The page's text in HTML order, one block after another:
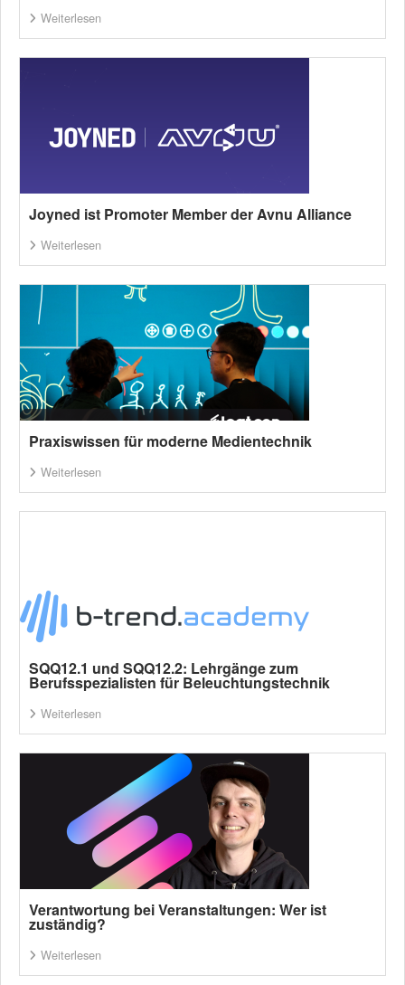
Weiterlesen
Joyned ist Promoter Member der Avnu Alliance
Weiterlesen
Praxiswissen für moderne Medientechnik
Weiterlesen
SQQ12.1 und SQQ12.2: Lehrgänge zum
Berufsspezialisten für Beleuchtungstechnik
Weiterlesen
Verantwortung bei Veranstaltungen: Wer ist
zuständig?
Weiterlesen